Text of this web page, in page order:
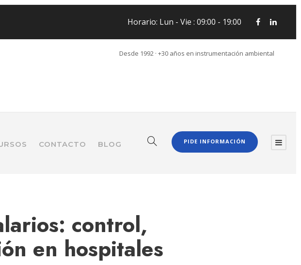
Horario: Lun - Vie : 09:00 - 19:00
Desde 1992 · +30 años en instrumentación ambiental
CONTACTO BLOG PIDE INFORMACIÓN
control,
en hospitales